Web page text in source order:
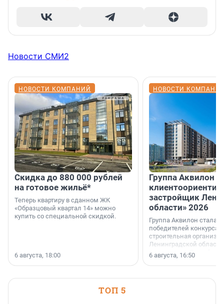
Новости СМИ2
НОВОСТИ КОМПАНИЙ
Скидка до 880 000 рублей
на готовое жильё*
Теперь квартиру в сданном ЖК
«Образцовый квартал 14» можно
купить со специальной скидкой.
6 августа, 18:00
НОВОСТИ
Группа Аквилон
застройщик
области» 2026
Группа Аквилон стала
победителей конкурса
строительная
Ленинградской области
номинации «Самый
застройщик
области».
6 августа, 16:50
ТОП 5